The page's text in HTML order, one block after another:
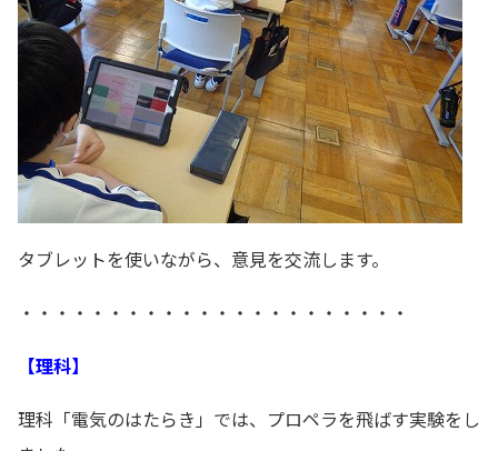
タブレットを使いながら、意見を交流します。
・・・・・・・・・・・・・・・・・・・・・・
【理科】
理科「電気のはたらき」では、プロペラを飛ばす実験をし